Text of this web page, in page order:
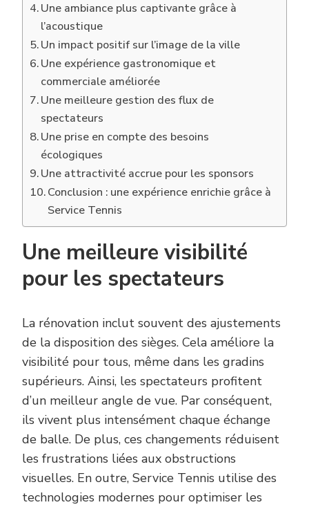
Une ambiance plus captivante grâce à
l’acoustique
Un impact positif sur l’image de la ville
Une expérience gastronomique et
commerciale améliorée
Une meilleure gestion des flux de
spectateurs
Une prise en compte des besoins
écologiques
Une attractivité accrue pour les sponsors
Conclusion : une expérience enrichie grâce à
Service Tennis
Une meilleure visibilité
pour les spectateurs
La rénovation inclut souvent des ajustements
de la disposition des sièges. Cela améliore la
visibilité pour tous, même dans les gradins
supérieurs. Ainsi, les spectateurs profitent
d’un meilleur angle de vue. Par conséquent,
ils vivent plus intensément chaque échange
de balle. De plus, ces changements réduisent
les frustrations liées aux obstructions
visuelles. En outre, Service Tennis utilise des
technologies modernes pour optimiser les